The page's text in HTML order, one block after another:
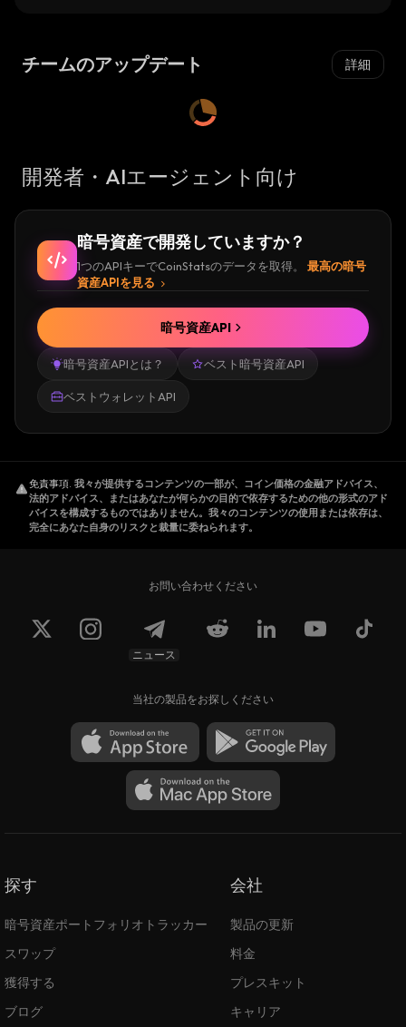
チームのアップデート 詳細
開発者・AIエージェント向け
暗号資産で開発していますか？
1つのAPIキーでCoinStatsのデータを取得。
最高の暗号
資産APIを見る
暗号資産APIとは？ ベスト暗号資産API
ベストウォレットAPI
暗号資産API
免責事項. 我々が提供するコンテンツの一部が、コイン価格の金融アドバイス、
法的アドバイス、またはあなたが何らかの目的で依存するための他の形式のアド
バイスを構成するものではありません。我々のコンテンツの使用または依存は、
完全にあなた自身のリスクと裁量に委ねられます。
お問い合わせください
ニュース
当社の製品をお探しください
探す
暗号資産ポートフォリオトラッカー
スワップ
獲得する
ブログ
会社
製品の更新
料金
プレスキット
キャリア